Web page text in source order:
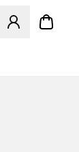
Abre un modal